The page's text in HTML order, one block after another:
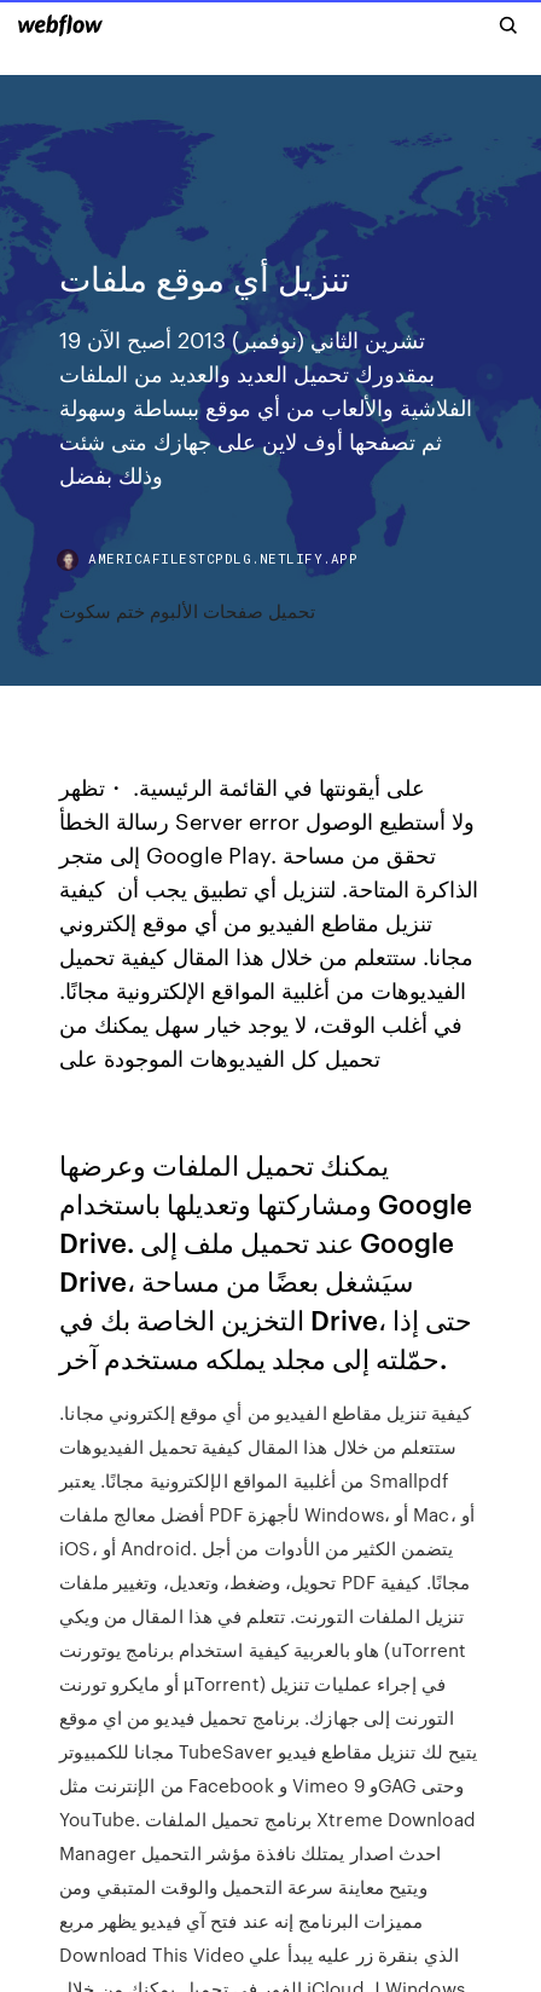
تنزيل أي موقع ملفات
19 تشرين الثاني (نوفمبر) 2013 أصبح الآن
بمقدورك تحميل العديد والعديد من الملفات
الفلاشية والألعاب من أي موقع ببساطة وسهولة
ثم تصفحها أوف لاين على جهازك متى شئت
AMERICAFILESTCPDLG.NETLIFY.APP
تحميل صفحات الألبوم ختم سكوت
رسالة الخطأ Server error ولا أستطيع الوصول
إلى متجر Google Play. تحقق من مساحة
الذاكرة المتاحة. لتنزيل أي تطبيق يجب أن كيفية
تنزيل مقاطع الفيديو من أي موقع إلكتروني
مجانا. ستتعلم من خلال هذا المقال كيفية تحميل
الفيديوهات من أغلبية المواقع الإلكترونية مجانًا.
في أغلب الوقت، لا يوجد خيار سهل يمكنك من
تحميل كل الفيديوهات الموجودة على
يمكنك تحميل الملفات وعرضها
ومشاركتها وتعديلها باستخدام Google
Drive. عند تحميل ملف إلى Google
Drive، سيَشغل بعضًا من مساحة
التخزين الخاصة بك في Drive، حتى إذا
حمّلته إلى مجلد يملكه مستخدم آخر.
كيفية تنزيل مقاطع الفيديو من أي موقع إلكتروني مجانا.
ستتعلم من خلال هذا المقال كيفية تحميل الفيديوهات
من أغلبية المواقع الإلكترونية مجانًا. يعتبر Smallpdf
أفضل معالج ملفات PDF لأجهزة Windows، أو Mac، أو
iOS، أو Android. يتضمن الكثير من الأدوات من أجل
تحويل، وضغط، وتعديل، وتغيير ملفات PDF مجانًا. كيفية
تنزيل الملفات التورنت. تتعلم في هذا المقال من ويكي
هاو بالعربية كيفية استخدام برنامج يوتورنت (uTorrent
أو مايكرو تورنت µTorrent) في إجراء عمليات تنزيل
التورنت إلى جهازك. برنامج تحميل فيديو من اي موقع
مجانا للكمبيوتر TubeSaver يتيح لك تنزيل مقاطع فيديو
من الإنترنت مثل Facebook و Vimeo و 9GAG وحتى
YouTube. برنامج تحميل الملفات Xtreme Download
Manager احدث اصدار يمتلك نافذة مؤشر التحميل
ويتيح معاينة سرعة التحميل والوقت المتبقي ومن
مميزات البرنامج إنه عند فتح آي فيديو يظهر مربع
Download This Video الذي بنقرة زر عليه يبدأ علي